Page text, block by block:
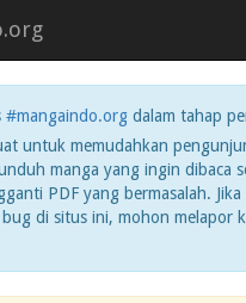
#mangaindo.org dalam tahap
untuk memudahkan
manga yang ingin dibaca
PDF yang bermasalah. Jika
di situs ini, mohon melapor